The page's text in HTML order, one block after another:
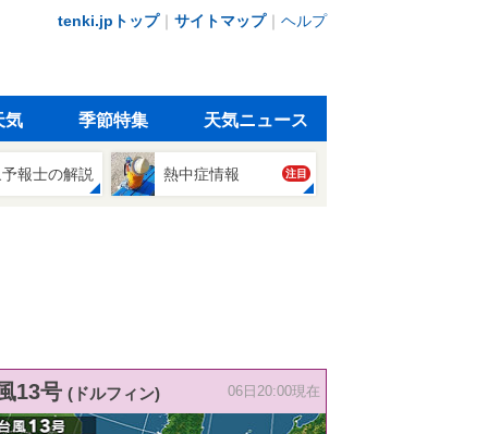
tenki.jpトップ｜ サイトマップ｜ ヘルプ
気 季節特集 天気ニュース
報士の解説 熱中症情報 注目
13号 (ドルフィン) 06日20:00現在